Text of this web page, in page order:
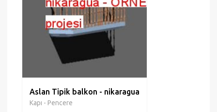
Aslan Tipik balkon - nikaragua
Kapı - Pencere